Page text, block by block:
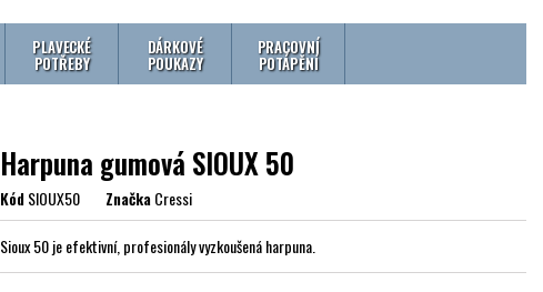
PLAVECKÉ
POTŘEBY
DÁRKOVÉ
POUKAZY
PRACOVNÍ
POTÁPĚNÍ
Harpuna gumová SIOUX 50
KódSIOUX50 ZnačkaCressi
Sioux 50 je efektivní, profesionály vyzkoušená harpuna.